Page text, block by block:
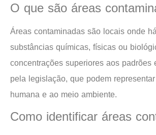
O que são áreas
Áreas contaminadas são locais onde
substâncias químicas, físicas ou
concentrações superiores aos padrões
pela legislação, que podem
humana e ao meio ambiente.
Como identificar áreas